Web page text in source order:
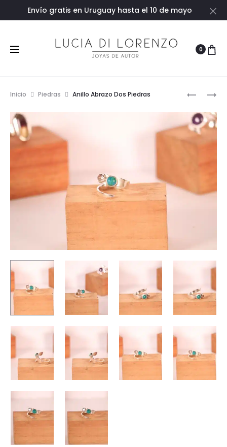
Envío gratis en Uruguay hasta el 10 de mayo
0
ANILLO
ANILLO
LIBRES
CON
ORO
Inicio Piedras Anillo Abrazo Dos Piedras